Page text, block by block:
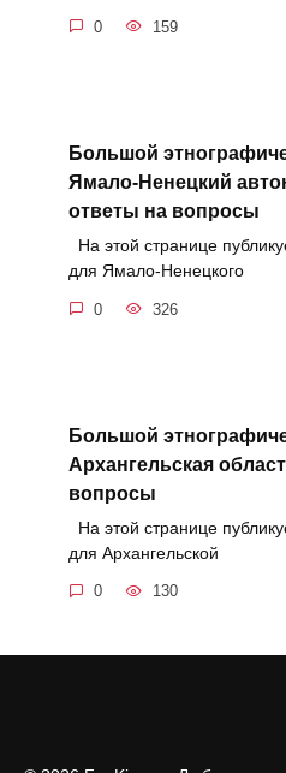
0 159
Большой
Ямало-Ненецкий
ответы на вопросы
На этой странице
для Ямало-Ненецкого
0 326
Большой
Архангельская
вопросы
На этой странице
для Архангельской
0 130